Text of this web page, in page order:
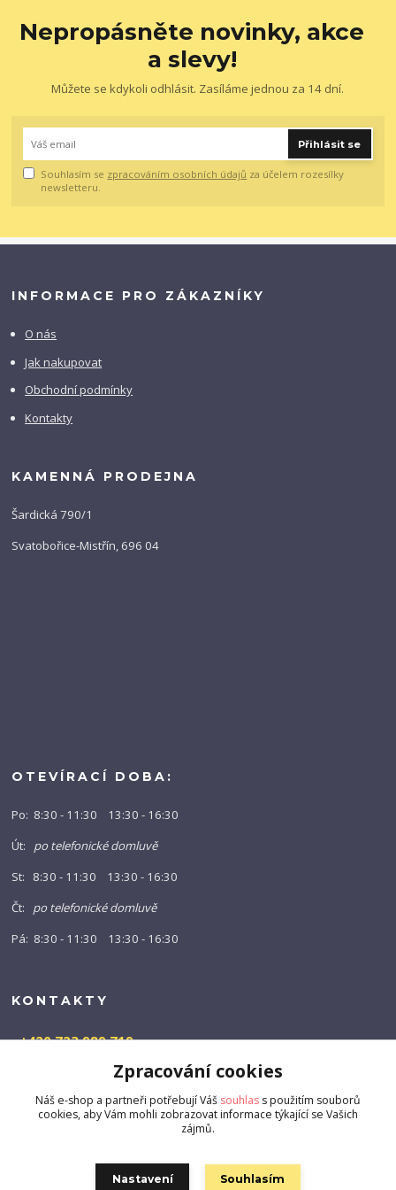
Nepropásněte novinky, akce
a slevy!
Můžete se kdykoli odhlásit. Zasíláme jednou za 14 dní.
Přihlásit se
Souhlasím se zpracováním osobních údajů za účelem rozesílky
newsletteru.
INFORMACE PRO ZÁKAZNÍKY
O nás
Jak nakupovat
Obchodní podmínky
Kontakty
KAMENNÁ PRODEJNA
Šardická 790/1
Svatobořice-Mistřín, 696 04
OTEVÍRACÍ DOBA:
Po: 8:30 - 11:30 13:30 - 16:30
Út: po telefonické domluvě
St: 8:30 - 11:30 13:30 - 16:30
Čt: po telefonické domluvě
Pá: 8:30 - 11:30 13:30 - 16:30
KONTAKTY
+420 723 989 719
info@barny-shop.cz
Zpracování cookies
Náš e-shop a partneři potřebují Váš souhlas s použitím souborů
cookies, aby Vám mohli zobrazovat informace týkající se Vašich
zájmů.
Nastavení Souhlasím